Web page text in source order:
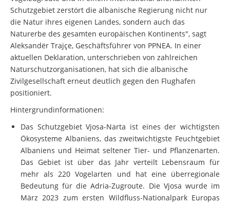
Schutzgebiet zerstört die albanische Regierung nicht nur
die Natur ihres eigenen Landes, sondern auch das
Naturerbe des gesamten europäischen Kontinents", sagt
Aleksandër Trajçe, Geschäftsführer von PPNEA. In einer
aktuellen Deklaration, unterschrieben von zahlreichen
Naturschutzorganisationen, hat sich die albanische
Zivilgesellschaft erneut deutlich gegen den Flughafen
positioniert.
Hintergrundinformationen:
Das Schutzgebiet Vjosa-Narta ist eines der wichtigsten
Ökosysteme Albaniens, das zweitwichtigste Feuchtgebiet
Albaniens und Heimat seltener Tier- und Pflanzenarten.
Das Gebiet ist über das Jahr verteilt Lebensraum für
mehr als 220 Vogelarten und hat eine überregionale
Bedeutung für die Adria-Zugroute. Die Vjosa wurde im
März 2023 zum ersten Wildfluss-Nationalpark Europas